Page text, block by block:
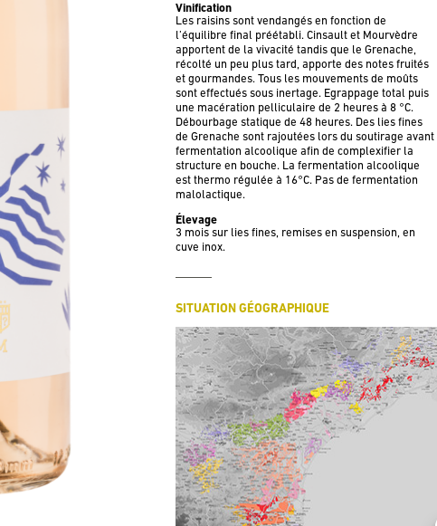
Vinification
Les raisins sont vendangés en fonction de
l’équilibre final préétabli. Cinsault et Mourvèdre
apportent de la vivacité tandis que le Grenache,
récolté un peu plus tard, apporte des notes fruités
et gourmandes. Tous les mouvements de moûts
sont effectués sous inertage. Egrappage total puis
une macération pelliculaire de 2 heures à 8 °C.
Débourbage statique de 48 heures. Des lies fines
de Grenache sont rajoutées lors du soutirage avant
fermentation alcoolique afin de complexifier la
structure en bouche. La fermentation alcoolique
est thermo régulée à 16°C. Pas de fermentation
malolactique.
Élevage
3 mois sur lies fines, remises en suspension, en
cuve inox.
SITUATION GÉOGRAPHIQUE